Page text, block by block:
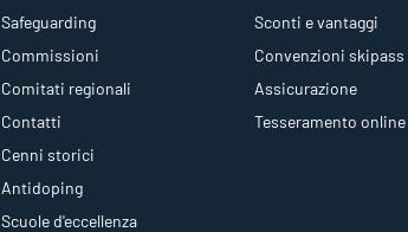
Safeguarding
Commissioni
Comitati regionali
Contatti
Cenni storici
Antidoping
Scuole d'eccellenza
Sconti e vantaggi
Convenzioni skipass
Assicurazione
Tesseramento online